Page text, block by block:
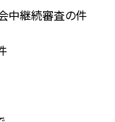
中継続審査の件